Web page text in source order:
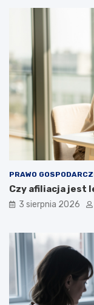
PRAWO
Czy afiliacja jest
3 sierpnia 2026